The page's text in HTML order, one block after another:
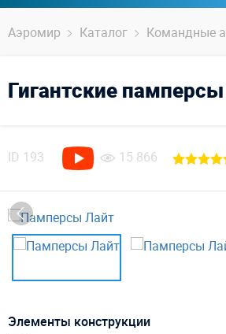
Аэромир Каталог Командные
Гигантские
ID 193 15 866
Элементы конструкции